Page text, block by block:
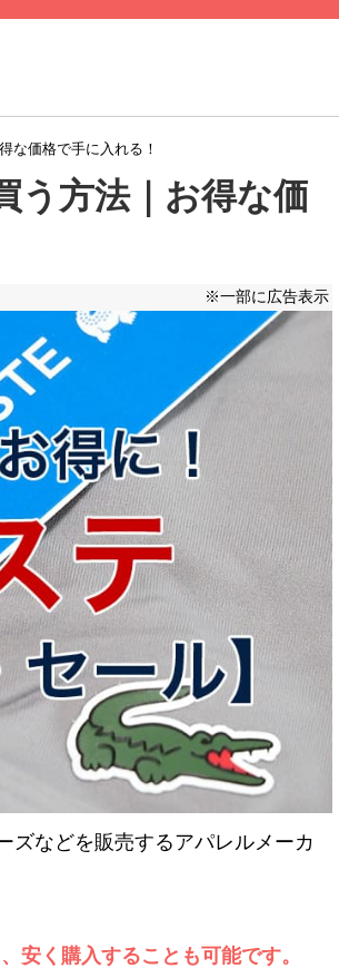
な価格で手に入れる！
う方法｜お得な価
※一部に広告表示
ズなどを販売するアパレルメーカ
安く購入することも可能です。